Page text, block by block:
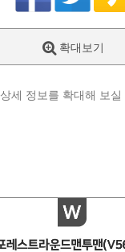
확대보기
상세 정보를 확대해 보